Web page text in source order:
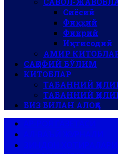
Сиёсий
Фиқҳий
Фикрий
Иқтисодий
АМИР
САҚОФИЙ БЎЛИМ
КИТОБЛАР
ТАБАННИЙ
ТАБАННИЙ
БИЗ БИЛАН АЛОҚА